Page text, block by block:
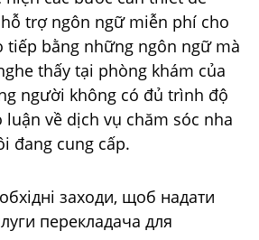
trợ ngôn ngữ miễn phí cho
tiếp bằng những ngôn ngữ mà
thấy tại phòng khám của
người không có đủ trình độ
luận về dịch vụ chăm sóc nha
đang cung cấp.
заходи, щоб надати
перекладача для